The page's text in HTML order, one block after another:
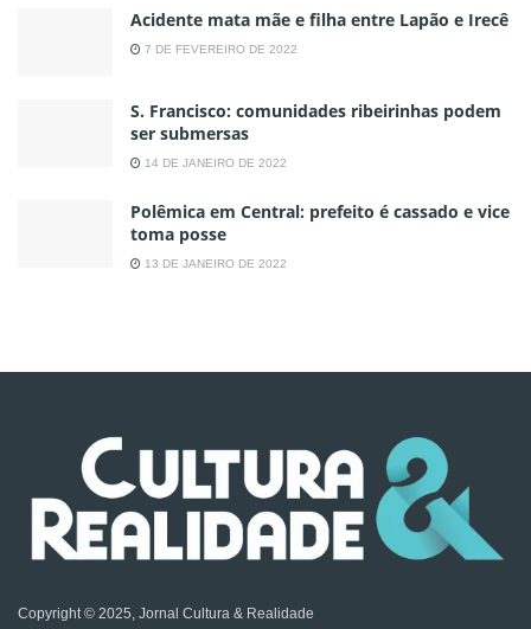
Acidente mata mãe e filha entre Lapão e Irecê
7 DE FEVEREIRO DE 2022
S. Francisco: comunidades ribeirinhas podem
ser submersas
14 DE JANEIRO DE 2022
Polêmica em Central: prefeito é cassado e vice
toma posse
13 DE JANEIRO DE 2022
Copyright © 2025, Jornal Cultura & Realidade